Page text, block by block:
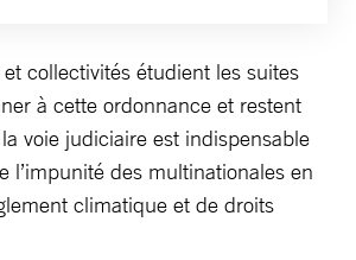
et collectivités étudient les suites
à cette ordonnance et restent
voie judiciaire est indispensable
l’impunité des multinationales en
climatique et de droits